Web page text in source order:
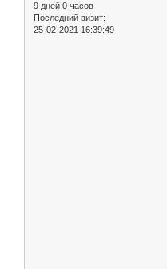
9 дней 0 часов
Последний визит:
25-02-2021 16:39:49